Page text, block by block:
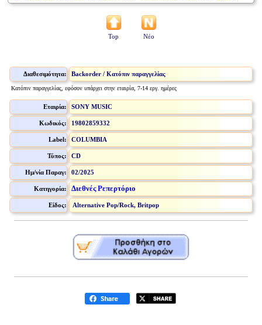
Top Νέο
Διαθεσιμότητα: Backorder / Κατόπιν παραγγελίας
Κατόπιν παραγγελίας, εφόσον υπάρχει στην εταιρία, 7-14 εργ. ημέρες
Εταιρία: SONY MUSIC
Κωδικός: 19802859332
Label: COLUMBIA
Τύπος: CD
Ημ/νία Παραγ: 02/2025
Κατηγορία: Διεθνές Ρεπερτόριο
Είδος: Alternative Pop/Rock, Britpop